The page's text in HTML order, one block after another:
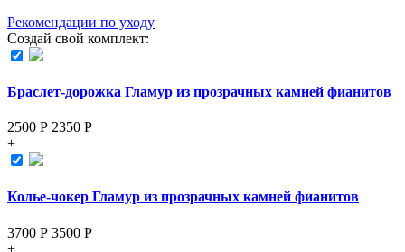
Рекомендации по уходу
Создай свой комплект:
Браслет-дорожка Гламур из прозрачных камней фианитов
2500 Р 2350 Р
+
Колье-чокер Гламур из прозрачных камней фианитов
3700 Р 3500 Р
+